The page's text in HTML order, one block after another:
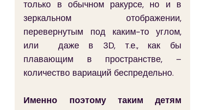
только в обычном ракурсе, но и в
зеркальном отображении,
перевернутым под каким-то углом,
или  даже в 3D, т.е., как бы
плавающим в пространстве, –
количество вариаций беспредельно.
Именно поэтому таким детям